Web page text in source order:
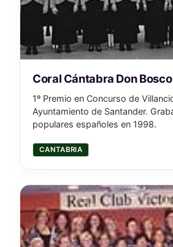
Coral Cántabra Don Bosco
1º Premio en Concurso de
Ayuntamiento de Santander.
populares españoles en 1998.
CANTABRIA